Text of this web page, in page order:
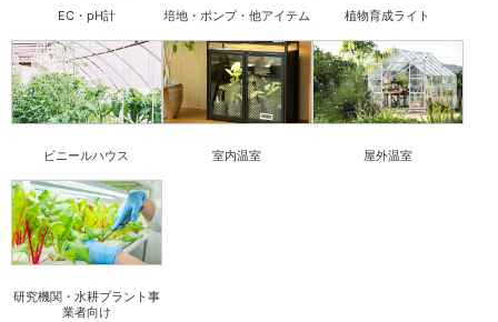
EC・pH計 培地・ポンプ・他アイテム 植物育成ライト
ビニールハウス 室内温室 屋外温室
研究機関・水耕プラント事
業者向け